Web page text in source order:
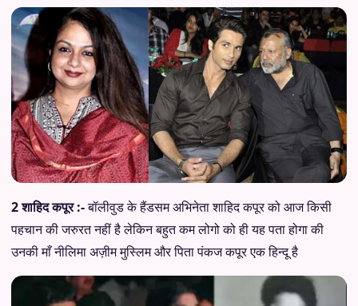
2 शाहिद कपूर :-बॉलीवुड के हैंडसम अभिनेता शाहिद कपूर को आज किसी
पहचान की जरुरत नहीं है लेकिन बहुत कम लोगो को ही यह पता होगा की
उनकी माँ नीलिमा अज़ीम मुस्लिम और पिता पंकज कपूर एक हिन्दू है